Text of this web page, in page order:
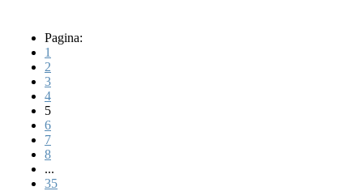
Pagina:
1
2
3
4
5
6
7
8
...
35